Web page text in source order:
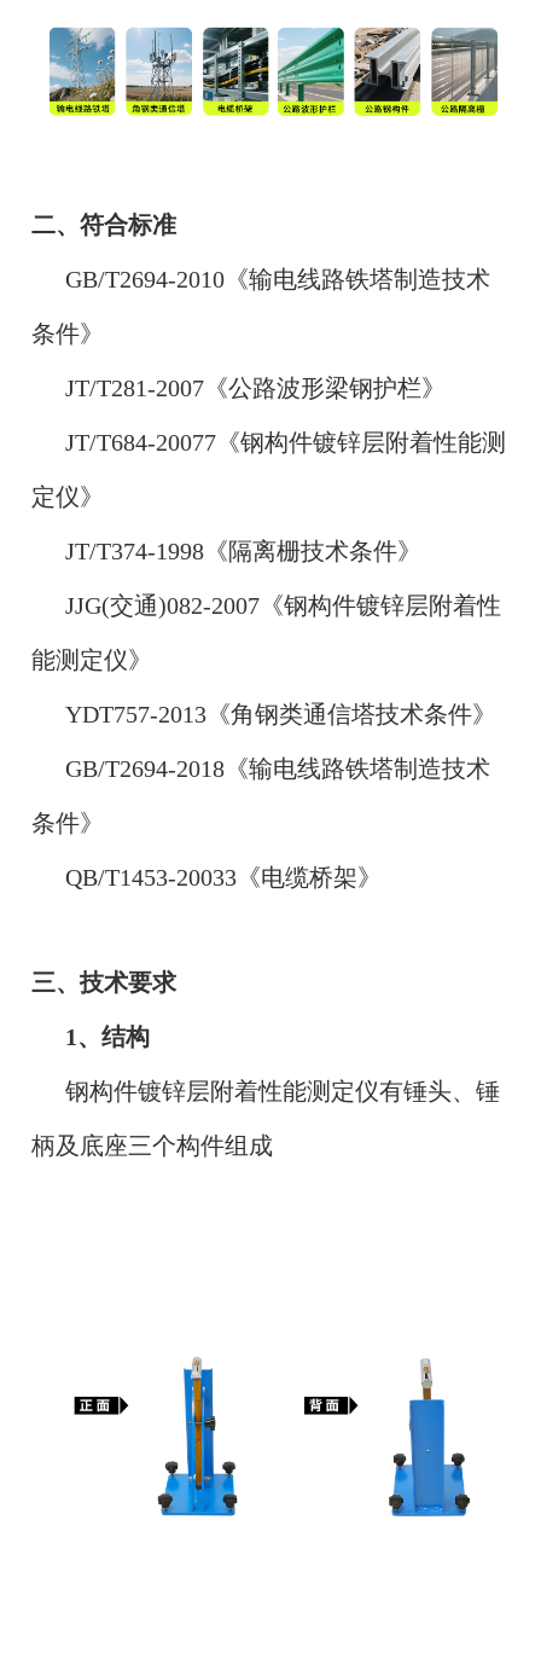
二、符合标准
GB/T2694-2010《输电线路铁塔制造技术
条件》
JT/T281-2007《公路波形梁钢护栏》
JT/T684-20077《钢构件镀锌层附着性能测
定仪》
JT/T374-1998《隔离栅技术条件》
JJG(交通)082-2007《钢构件镀锌层附着性
能测定仪》
YDT757-2013《角钢类通信塔技术条件》
GB/T2694-2018《输电线路铁塔制造技术
条件》
QB/T1453-20033《电缆桥架》
三、技术要求
1、结构
钢构件镀锌层附着性能测定仪有锤头、锤
柄及底座三个构件组成